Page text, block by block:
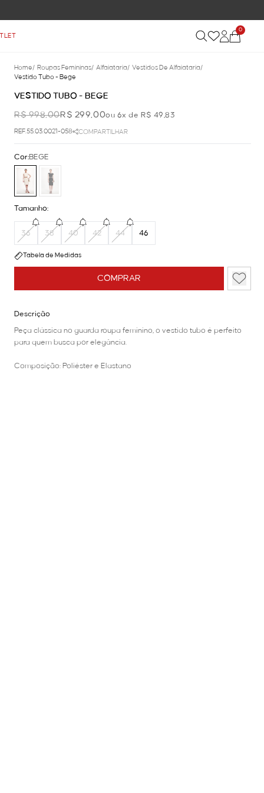
0
Home/ Roupas Femininas/ Alfaiataria/ Vestidos De Alfaiataria/
Vestido Tubo - Bege
VESTIDO TUBO - BEGE
R$ 998,00R$ 299,00ou 6x de R$ 49,83
REF.55.03.0021-058 COMPARTILHAR
COMPRAR
Cor:BEGE
Tamanho:
36 38 40 42 44 46
Tabela de Medidas
Descrição
Peça clássica no guarda roupa feminino, o vestido tubo é perfeito
para quem busca por elegância.
Composição: Poliéster e Elastano